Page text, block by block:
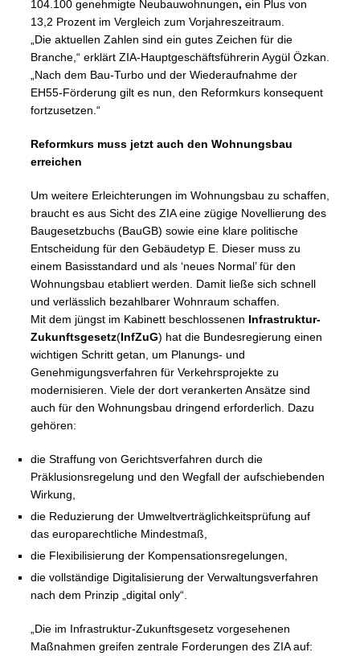
104.100 genehmigte Neubauwohnungen, ein Plus von
13,2 Prozent im Vergleich zum Vorjahreszeitraum.
„Die aktuellen Zahlen sind ein gutes Zeichen für die
Branche,“ erklärt ZIA-Hauptgeschäftsführerin Aygül Özkan.
„Nach dem Bau-Turbo und der Wiederaufnahme der
EH55-Förderung gilt es nun, den Reformkurs konsequent
fortzusetzen.“
Reformkurs muss jetzt auch den Wohnungsbau
erreichen
Um weitere Erleichterungen im Wohnungsbau zu schaffen,
braucht es aus Sicht des ZIA eine zügige Novellierung des
Baugesetzbuchs (BauGB) sowie eine klare politische
Entscheidung für den Gebäudetyp E. Dieser muss zu
einem Basisstandard und als ‘neues Normal’ für den
Wohnungsbau etabliert werden. Damit ließe sich schnell
und verlässlich bezahlbarer Wohnraum schaffen.
Mit dem jüngst im Kabinett beschlossenen Infrastruktur-
Zukunftsgesetz(InfZuG) hat die Bundesregierung einen
wichtigen Schritt getan, um Planungs- und
Genehmigungsverfahren für Verkehrsprojekte zu
modernisieren. Viele der dort verankerten Ansätze sind
auch für den Wohnungsbau dringend erforderlich. Dazu
gehören:
die Straffung von Gerichtsverfahren durch die
Präklusionsregelung und den Wegfall der aufschiebenden
Wirkung,
die Reduzierung der Umweltverträglichkeitsprüfung auf
das europarechtliche Mindestmaß,
die Flexibilisierung der Kompensationsregelungen,
die vollständige Digitalisierung der Verwaltungsverfahren
nach dem Prinzip „digital only“.
„Die im Infrastruktur-Zukunftsgesetz vorgesehenen
Maßnahmen greifen zentrale Forderungen des ZIA auf: